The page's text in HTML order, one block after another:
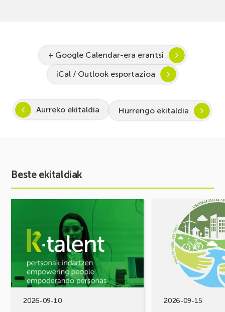
+ Google Calendar-era erantsi
iCal / Outlook esportazioa
Aurreko ekitaldia Hurrengo ekitaldia
Beste ekitaldiak
2026-09-10
STEAM
Zientzia
eta
teknologiarako
bokazioa
2026-09-15
MUGIKORTASUN
FOROA
Partekatu
erronkak,
irtenbideak!